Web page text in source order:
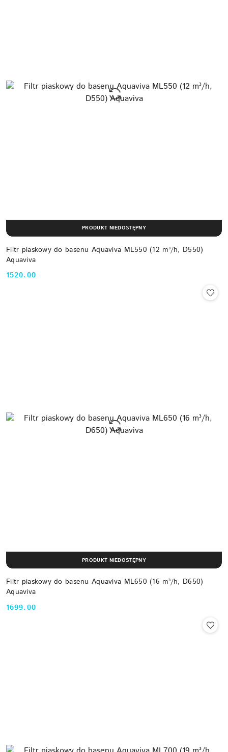
Filtr piaskowy do basenu Aquaviva ML550 (12 m³/h, D550)
Aquaviva
Cena:
1520.00
PRODUKT NIEDOSTĘPNY
Filtr piaskowy do basenu Aquaviva ML650 (16 m³/h, D650)
Aquaviva
Cena:
1699.00
PRODUKT NIEDOSTĘPNY